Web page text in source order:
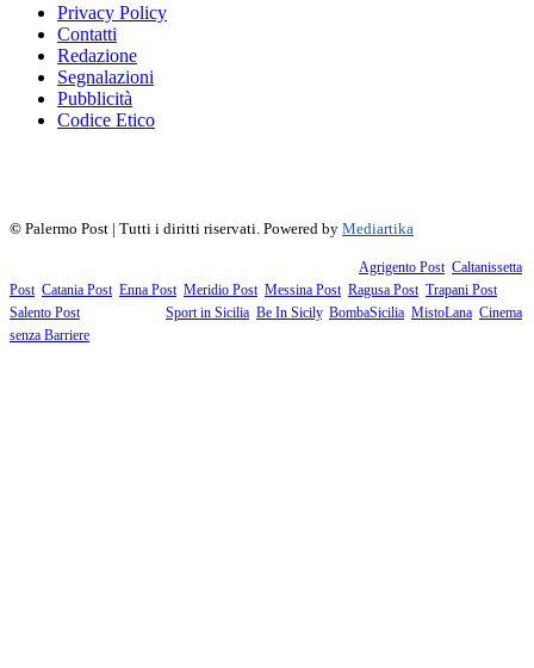
Privacy Policy
Contatti
Redazione
Segnalazioni
Pubblicità
Codice Etico
© Palermo Post | Tutti i diritti riservati. Powered by Mediartika
Agrigento Post, Caltanissetta
Post, Catania Post, Enna Post, Meridio Post, Messina Post, Ragusa Post, Trapani Post,
Salento Post. I siti tematici: Sport in Sicilia Be In Sicily, BombaSicilia MistoLana Cinema
senza Barriere